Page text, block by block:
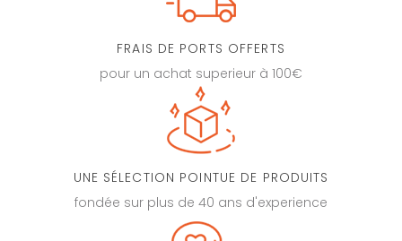
FRAIS DE PORTS OFFERTS
pour un achat superieur à 100€
UNE SÉLECTION POINTUE DE PRODUITS
fondée sur plus de 40 ans d'experience